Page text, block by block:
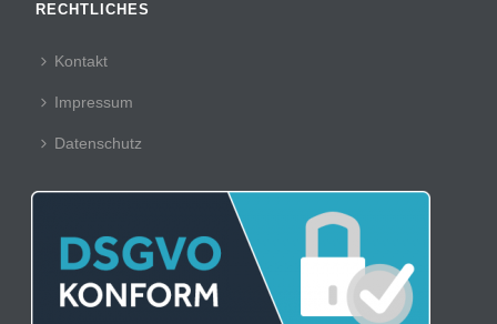
RECHTLICHES
Kontakt
Impressum
Datenschutz